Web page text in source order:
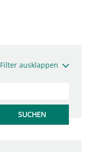
Filter ausklappen